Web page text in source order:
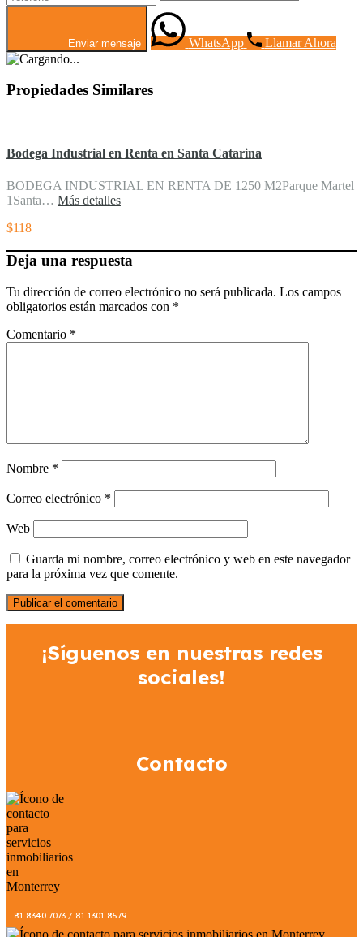
Enviar mensaje WhatsApp Llamar Ahora
Propiedades Similares
Bodega Industrial en Renta en Santa Catarina
BODEGA INDUSTRIAL EN RENTA DE 1250 M2Parque Martel
1Santa… Más detalles
$118
Deja una respuesta
Tu dirección de correo electrónico no será publicada. Los campos
obligatorios están marcados con *
Comentario *
Nombre *
Correo electrónico *
Web
Guarda mi nombre, correo electrónico y web en este navegador
para la próxima vez que comente.
¡Síguenos en nuestras redes
sociales!
Contacto
81 8340 7073 / 81 1301 8579